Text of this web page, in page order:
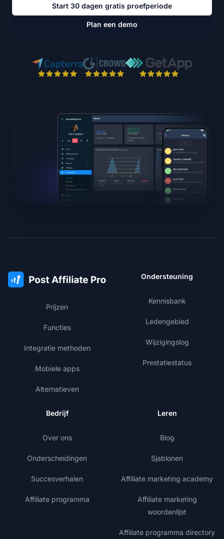
Start 30 dagen gratis proefperiode
Plan een demo
Prijzen
Functies
Integratie methoden
Mobiele apps
Alternatieven
Ondersteuning
Kennisbank
Ledengebied
Wijzigingslog
Prestatiestatus
Bedrijf
Over ons
Onderscheidingen
Succesverhalen
Affiliate programma
Leren
Blog
Sjablonen
Affiliate marketing academy
Affiliate marketing
woordenlijst
Affiliate programma directory